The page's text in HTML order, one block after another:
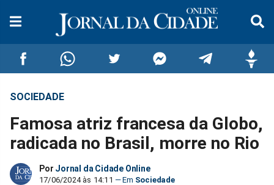
Compartilhar
no
Facebook
Compartilhar
no
Whatsapp
no
Twitter
no
Messenger
no
no
SOCIEDADE
Famosa atriz francesa da Globo,
radicada no Brasil, morre no Rio
Por Jornal da Cidade Online
17/06/2024 às 14:11 Sociedade